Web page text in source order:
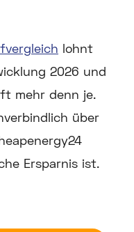
lohnt
2026 und
mehr denn je.
über
Ersparnis ist.